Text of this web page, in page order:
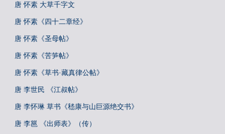
唐 怀素 大草千字文
唐 怀素《四十二章经》
唐 怀素《圣母帖》
唐 怀素《苦笋帖》
唐 怀素《草书·藏真律公帖》
唐 李世民 《江叔帖》
唐 李怀琳 草书《嵇康与山巨源绝交书》
唐 李邕 《出师表》（传）